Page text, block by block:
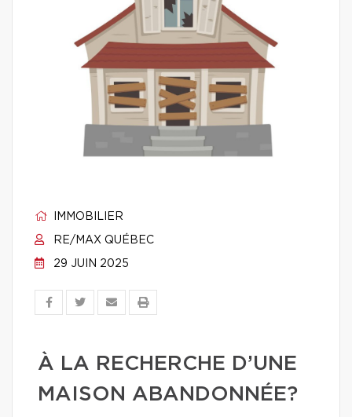
IMMOBILIER
RE/MAX QUÉBEC
29 JUIN 2025
À LA RECHERCHE D’UNE
MAISON ABANDONNÉE?